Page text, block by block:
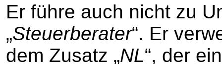
Er führe auch nicht zu
„Steuerberater“. Er
dem Zusatz „NL“, der